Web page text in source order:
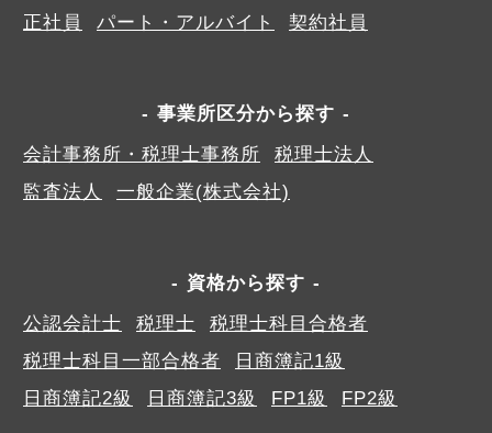
正社員
パート・アルバイト 契約社員
事業所区分から探す
会計事務所・税理士事務所
税理士法人
監査法人
一般企業(株式会社)
資格から探す
公認会計士
税理士
税理士科目合格者
税理士科目一部合格者
日商簿記1級
日商簿記2級
日商簿記3級 FP1級 FP2級